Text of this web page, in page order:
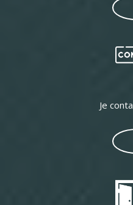
Je